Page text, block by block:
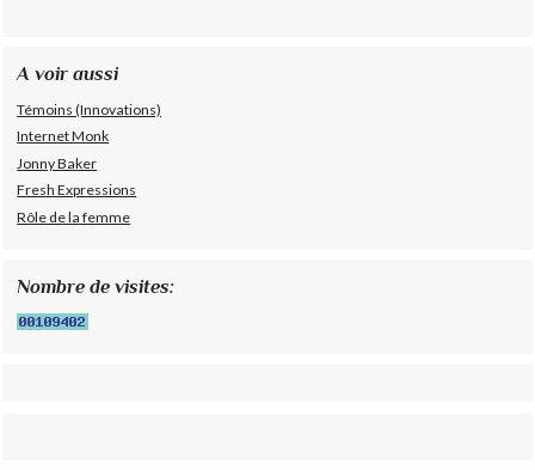
A voir aussi
Témoins (Innovations)
Internet Monk
Jonny Baker
Fresh Expressions
Rôle de la femme
Nombre de visites: